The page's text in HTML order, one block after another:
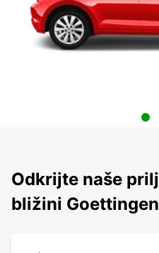
Odkrijte naše
bližini Goettingen